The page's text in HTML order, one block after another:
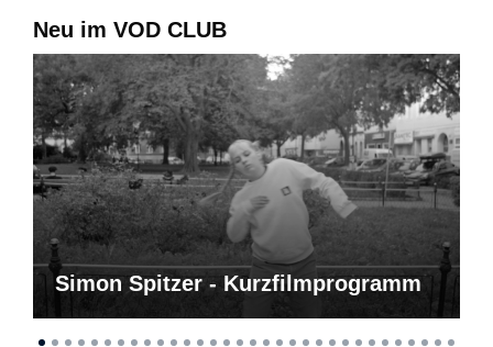
Neu im VOD CLUB
Simon Spitzer - Kurzfilmprogramm